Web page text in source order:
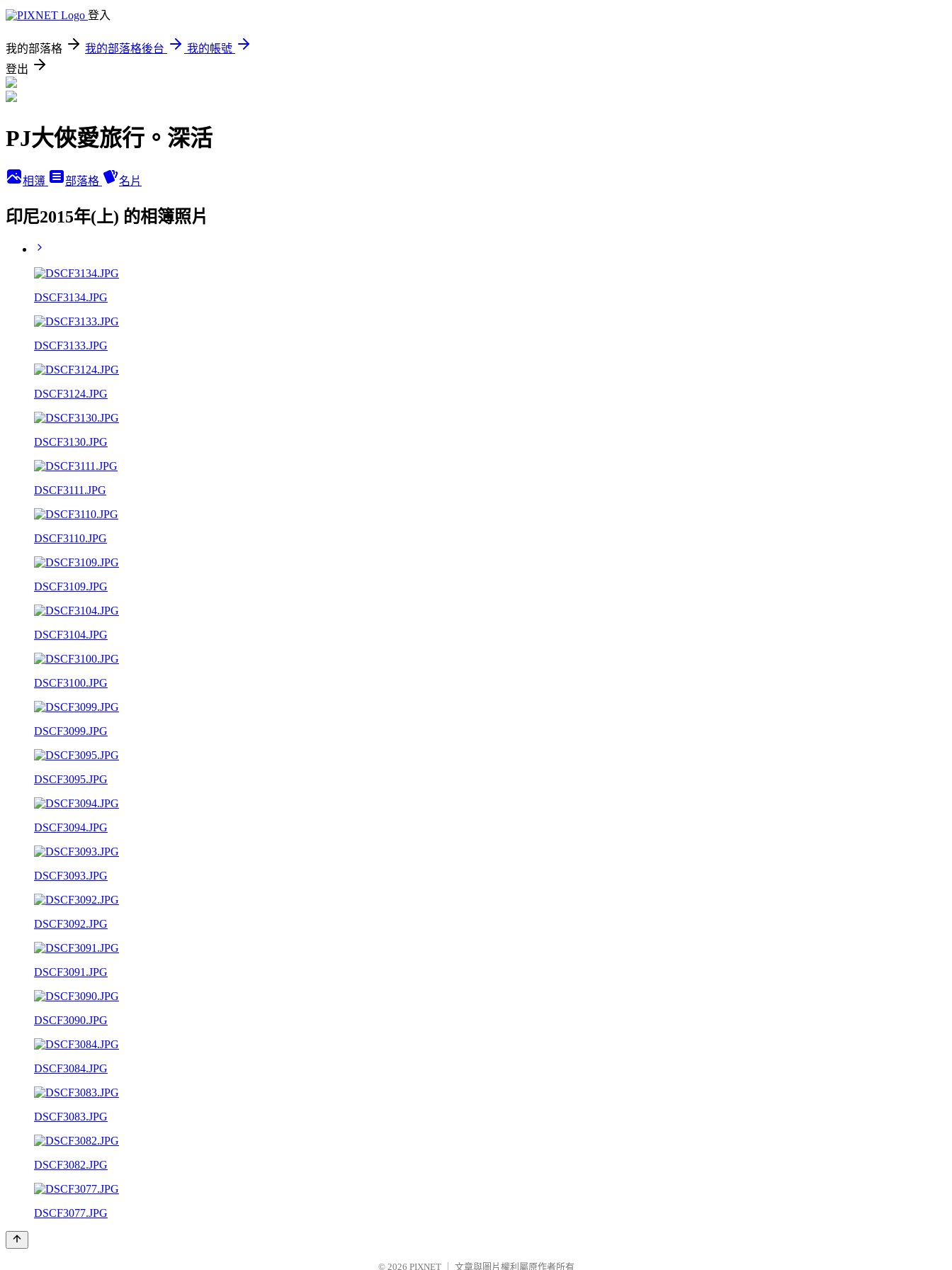
登入
我的部落格 我的部落格後台
我的帳號
登出
PJ大俠愛旅行。深活
相簿 部落格 名片
印尼2015年(上) 的相簿照片
DSCF3134.JPG
DSCF3133.JPG
DSCF3124.JPG
DSCF3130.JPG
DSCF3111.JPG
DSCF3110.JPG
DSCF3109.JPG
DSCF3104.JPG
DSCF3100.JPG
DSCF3099.JPG
DSCF3095.JPG
DSCF3094.JPG
DSCF3093.JPG
DSCF3092.JPG
DSCF3091.JPG
DSCF3090.JPG
DSCF3084.JPG
DSCF3083.JPG
DSCF3082.JPG
DSCF3077.JPG
© 2026 PIXNET 文章與圖片權利屬原作者所有